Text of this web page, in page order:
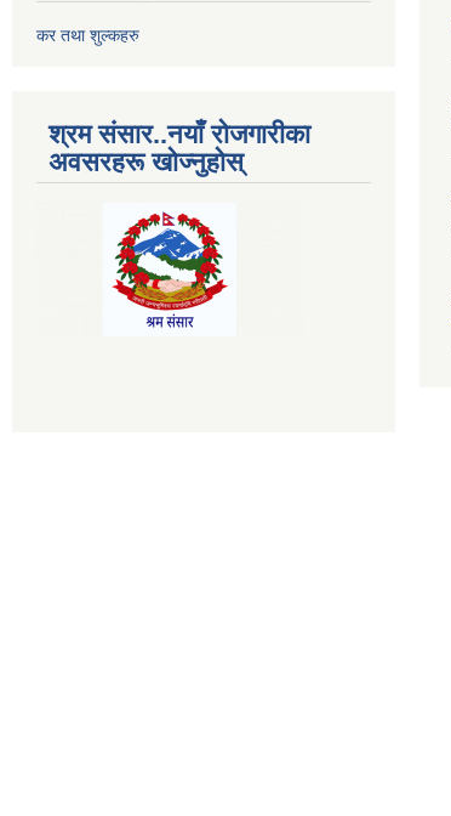
कर तथा शुल्कहरु
श्रम संसार..नयाँ रोजगारीका
अवसरहरू खोज्नुहोस्